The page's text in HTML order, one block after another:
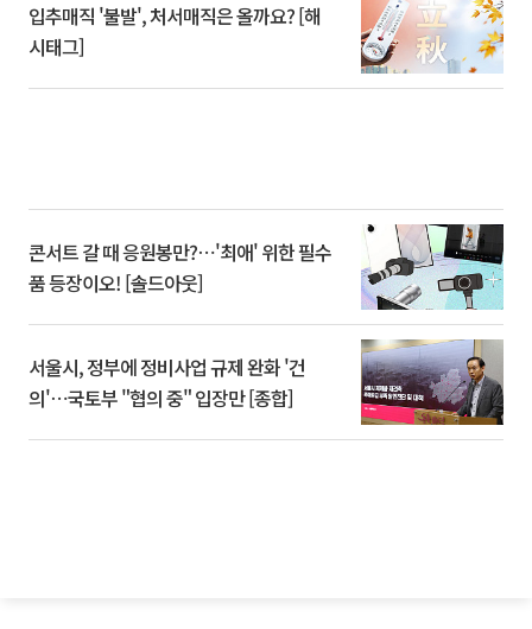
입추매직 '불발', 처서매직은 올까요? [해
시태그]
콘서트 갈 때 응원봉만?⋯'최애' 위한 필수
품 등장이오! [솔드아웃]
서울시, 정부에 정비사업 규제 완화 '건
의'⋯국토부 "협의 중" 입장만 [종합]